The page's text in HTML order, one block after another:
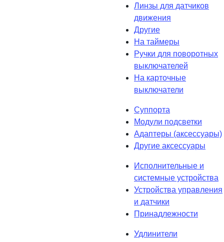
Линзы для датчиков
движения
Другие
На таймеры
Ручки для поворотных
выключателей
На карточные
выключатели
Суппорта
Модули подсветки
Адаптеры (аксессуары)
Другие аксессуары
Исполнительные и
системные устройства
Устройства управления
и датчики
Принадлежности
Удлинители